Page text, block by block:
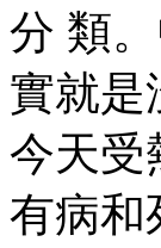
分 類
實就是
今天受
有病和